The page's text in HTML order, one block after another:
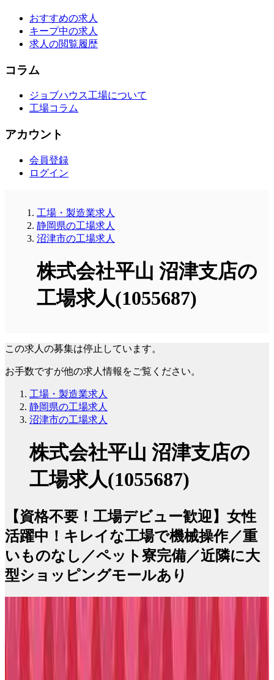
おすすめの求人
キープ中の求人
求人の閲覧履歴
コラム
ジョブハウス工場について
工場コラム
アカウント
会員登録
ログイン
工場・製造業求人
静岡県の工場求人
沼津市の工場求人
株式会社平山 沼津支店の
工場求人(1055687)
この求人の募集は停止しています。
お手数ですが他の求人情報をご覧ください。
工場・製造業求人
静岡県の工場求人
沼津市の工場求人
株式会社平山 沼津支店の
工場求人(1055687)
【資格不要！工場デビュー歓迎】女性
活躍中！キレイな工場で機械操作／重
いものなし／ペット寮完備／近隣に大
型ショッピングモールあり